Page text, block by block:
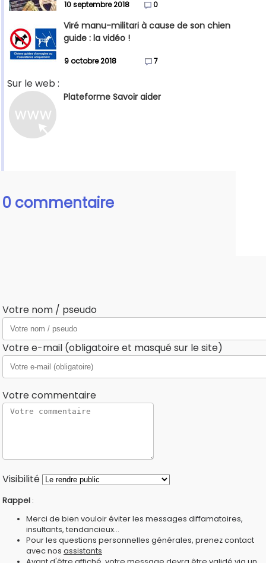
10 septembre 2018 0
Viré manu-militari à cause de son chien
guide : la vidéo !
9 octobre 2018 7
Sur le web :
Plateforme Savoir aider
0 commentaire
Votre nom / pseudo
Votre e-mail (obligatoire et masqué sur le site)
Votre commentaire
Visibilité
Rappel :
Merci de bien vouloir éviter les messages diffamatoires,
insultants, tendancieux...
Pour les questions personnelles générales, prenez contact
avec nos assistants